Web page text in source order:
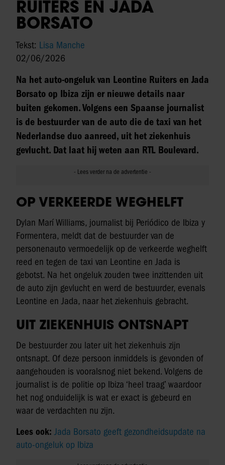
RUITERS EN JADA
BORSATO
Tekst: Lisa Manche
02/06/2026
Na het auto-ongeluk van Leontine Ruiters en Jada
Borsato op Ibiza zijn er nieuwe details naar
buiten gekomen. Volgens een Spaanse journalist
is de bestuurder van de auto die de taxi van het
Nederlandse duo aanreed, uit het ziekenhuis
gevlucht. Dat laat hij weten aan RTL Boulevard.
OP VERKEERDE WEGHELFT
Dylan Marí Williams, journalist bij Periódico de Ibiza y
Formentera, meldt dat de bestuurder van de
personenauto vermoedelijk op de verkeerde weghelft
reed en tegen de taxi van Leontine en Jada is
gebotst. Na het ongeluk zouden twee inzittenden uit
de auto zijn gevlucht en werd de bestuurder, evenals
Leontine en Jada, naar het ziekenhuis gebracht.
UIT ZIEKENHUIS ONTSNAPT
De bestuurder zou later uit het ziekenhuis zijn
ontsnapt. Of deze persoon inmiddels is gevonden of
aangehouden is vooralsnog niet bekend. Volgens de
journalist is de politie op Ibiza ‘heel traag’ waardoor
het nog onduidelijk is wat er exact is gebeurd en
waar de verdachten nu zijn.
Lees ook: Jada Borsato geeft gezondheidsupdate na
auto-ongeluk op Ibiza